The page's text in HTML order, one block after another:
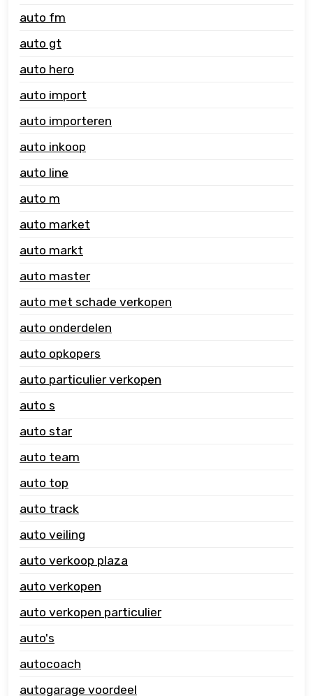
auto fm
auto gt
auto hero
auto import
auto importeren
auto inkoop
auto line
auto m
auto market
auto markt
auto master
auto met schade verkopen
auto onderdelen
auto opkopers
auto particulier verkopen
auto s
auto star
auto team
auto top
auto track
auto veiling
auto verkoop plaza
auto verkopen
auto verkopen particulier
auto's
autocoach
autogarage voordeel